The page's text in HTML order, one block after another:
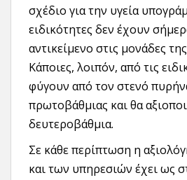
σχέδιο για την υγεία
ειδικότητες δεν έχουν
αντικείμενο στις μονάδες
Κάποιες, λοιπόν, από τις
φύγουν από τον στενό
πρωτοβάθμιας και θα
δευτεροβάθμια.
Σε κάθε περίπτωση η
και των υπηρεσιών έχει ως